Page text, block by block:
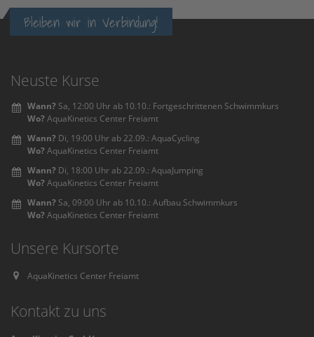
powered byUsercentrics Consent
Management Platform&eRecht24
Bleiben wir in Verbindung!
Neuste Kurse
Wann? Sa, 12:00 Uhr ab 10.10.: Fortgeschrittenen Schwimmkurs
Wo?AquaKinetics Center Freiamt
Wann? Di, 19:00 Uhr ab 22.09.: AquaCycling
Wo?AquaKinetics Center Freiamt
Wann? Di, 18:00 Uhr ab 22.09.: AquaJumping
Wo?AquaKinetics Center Freiamt
Wann? Sa, 09:00 Uhr ab 10.10.: Aufbau Schwimmkurs
Wo?AquaKinetics Center Freiamt
Unsere Kursorte
AquaKinetics Center Freiamt
Kontakt zu uns